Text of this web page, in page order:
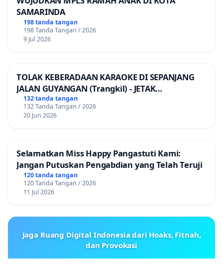
SAMARINDA
198 tanda tangan
198 Tanda Tangan / 2026
9 Jul 2026
TOLAK KEBERADAAN KARAOKE DI SEPANJANG
JALAN GUYANGAN (Trangkil) - JETAK
(Wedarijaksa) Kab. PATI
132 tanda tangan
132 Tanda Tangan / 2026
20 Jun 2026
Selamatkan Miss Happy Pangastuti Kami:
Jangan Putuskan Pengabdian yang Telah Teruji
120 tanda tangan
120 Tanda Tangan / 2026
11 Jul 2026
Jaga Ruang Digital Indonesia dari Hoaks, Fitnah,
dan Provokasi